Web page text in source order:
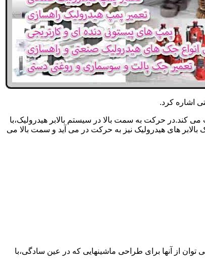
اشاره کرد.
کند.در حرکت به سمت بالا در سیستم بالابر هیدرولیک،با
های هیدرولیک نیز به حرکت در می آید و سمت بالا می
توان از آنها برای طراحی ماشینهایی که در عین سادگی،با